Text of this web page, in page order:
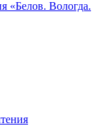
«Белов. Вологда.